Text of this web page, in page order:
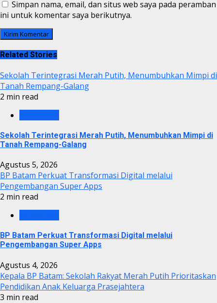
Simpan nama, email, dan situs web saya pada peramban
ini untuk komentar saya berikutnya.
Related Stories
Sekolah Terintegrasi Merah Putih, Menumbuhkan Mimpi di
Tanah Rempang-Galang
2 min read
Sekolah Terintegrasi Merah Putih, Menumbuhkan Mimpi di
Tanah Rempang-Galang
Agustus 5, 2026
BP Batam Perkuat Transformasi Digital melalui
Pengembangan Super Apps
2 min read
BP Batam Perkuat Transformasi Digital melalui
Pengembangan Super Apps
Agustus 4, 2026
Kepala BP Batam: Sekolah Rakyat Merah Putih Prioritaskan
Pendidikan Anak Keluarga Prasejahtera
3 min read